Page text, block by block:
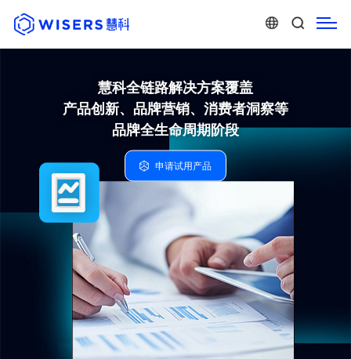
慧科全链路解决方案覆盖
产品创新、品牌营销、消费者洞察等
品牌全生命周期阶段
申请试用产品